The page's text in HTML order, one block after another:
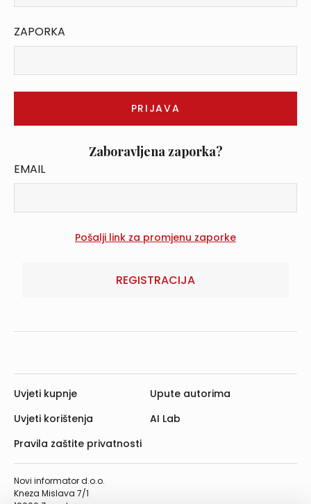
ZAPORKA
Zaboravljena zaporka?
EMAIL
REGISTRACIJA
Novi informator d.o.o.
Kneza Mislava 7/1
Uvjeti kupnje
Uvjeti korištenja
Pravila zaštite privatnosti
Upute autorima
AI Lab